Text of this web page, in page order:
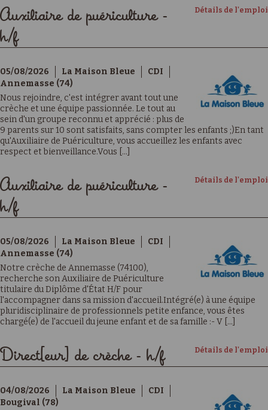
Détails de l'emploi
Auxiliaire de puériculture -
h/f
05/08/2026 La Maison Bleue
CDI
Annemasse (74)
Nous rejoindre, c'est intégrer avant tout une
crèche et une équipe passionnée. Le tout au
sein d'un groupe reconnu et apprécié : plus de
9 parents sur 10 sont satisfaits, sans compter les enfants ;)En tant
qu'Auxiliaire de Puériculture, vous accueillez les enfants avec
respect et bienveillance.Vous [...]
Détails de l'emploi
Auxiliaire de puériculture -
h/f
05/08/2026 La Maison Bleue
CDI
Annemasse (74)
Notre crèche de Annemasse (74100),
recherche son Auxiliaire de Puériculture
titulaire du Diplôme d'État H/F pour
l'accompagner dans sa mission d'accueil.Intégré(e) à une équipe
pluridisciplinaire de professionnels petite enfance, vous êtes
chargé(e) de l'accueil du jeune enfant et de sa famille :- V [...]
Détails de l'emploi
Direct[eur] de crèche - h/f
04/08/2026 La Maison Bleue
CDI
Bougival (78)